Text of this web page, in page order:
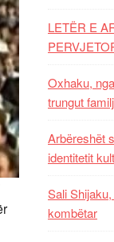
LETËR E
Oxhaku,
trungut
Arbëreshët
identitetit
Sali
kombëtar